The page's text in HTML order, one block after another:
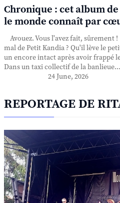
Chronique : cet album
le monde connaît par
Avouez. Vous l'avez fait, sûrement
mal de Petit Kandia ? Qu'il lève le
un encore intact après avoir frappé
Dans un taxi collectif de la banlieue...
24 June, 2026
REPORTAGE DE